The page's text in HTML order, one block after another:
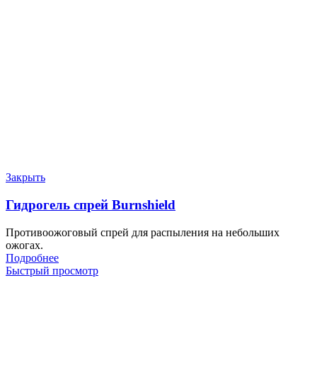
Закрыть
Гидрогель спрей Burnshield
Противоожоговый спрей для распыления на небольших
ожогах.
Подробнее
Быстрый просмотр